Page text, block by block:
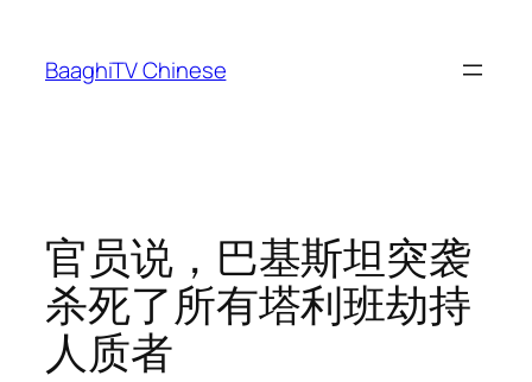
content
BaaghiTV Chinese
官员说，巴基斯坦突袭
杀死了所有塔利班劫持
人质者